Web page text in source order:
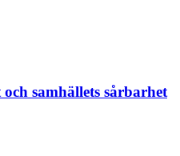
samhällets sårbarhet